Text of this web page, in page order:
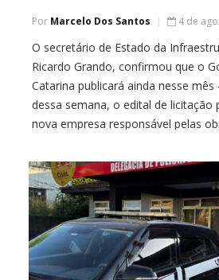
Por Marcelo Dos Santos 4 de
O secretário de Estado da
Ricardo Grando, confirmou que o
Catarina publicará ainda nesse
dessa semana, o edital de licitação
nova empresa responsável pelas
acesso à BR-282. Segundo o […]